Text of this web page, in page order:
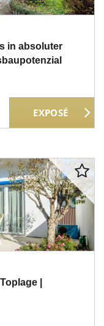
in absoluter
|